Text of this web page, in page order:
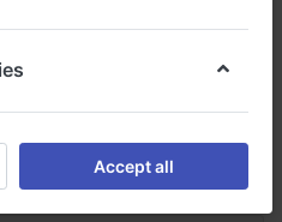
sans
Accept all